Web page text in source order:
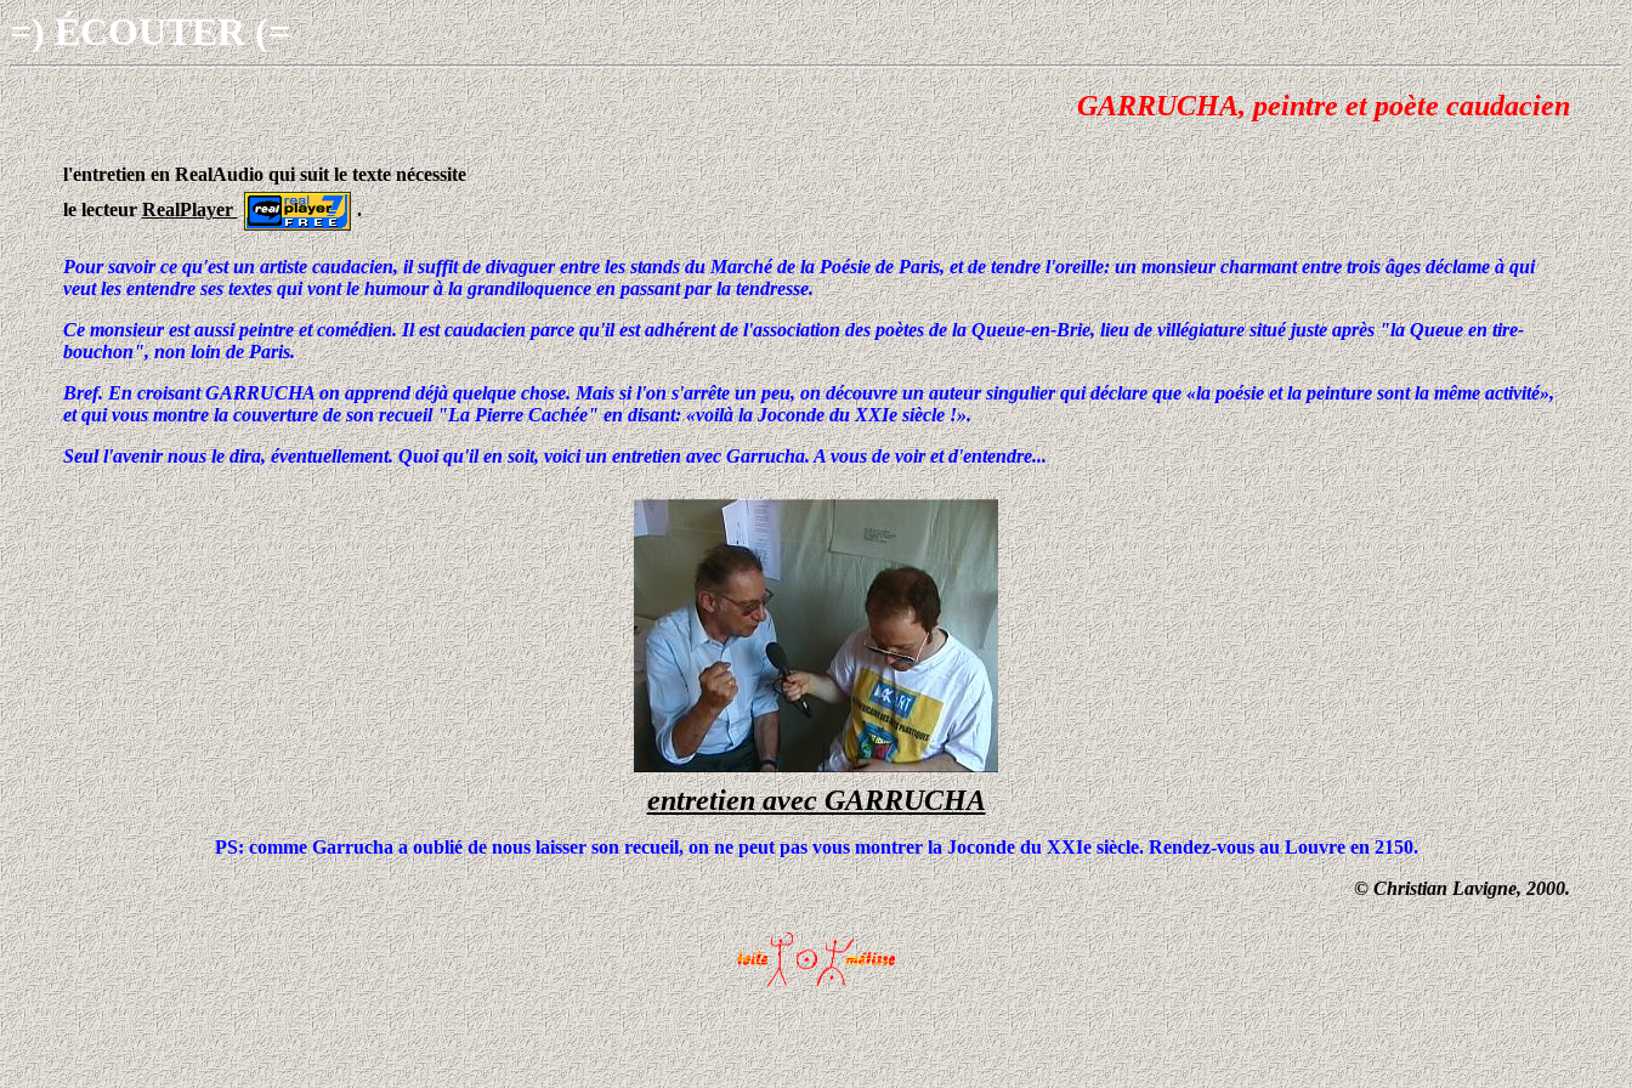
=) ÉCOUTER (=
GARRUCHA, peintre et poète caudacien
l'entretien en RealAudio qui suit le texte nécessite
le lecteurRealPlayer .
Pour savoir ce qu'est un artiste caudacien, il suffit de divaguer entre les stands du Marché de la Poésie de Paris, et de tendre l'oreille: un monsieur charmant entre trois âges déclame à qui
veut les entendre ses textes qui vont le humour à la grandiloquence en passant par la tendresse.
Ce monsieur est aussi peintre et comédien. Il est caudacien parce qu'il est adhérent de l'association des poètes de la Queue-en-Brie, lieu de villégiature situé juste après "la Queue en tire-
bouchon", non loin de Paris.
Bref. En croisant GARRUCHA on apprend déjà quelque chose. Mais si l'on s'arrête un peu, on découvre un auteur singulier qui déclare que «la poésie et la peinture sont la même activité»,
et qui vous montre la couverture de son recueil "La Pierre Cachée" en disant: «voilà la Joconde du XXIe siècle !».
Seul l'avenir nous le dira, éventuellement. Quoi qu'il en soit, voici un entretien avec Garrucha. A vous de voir et d'entendre...
entretien avec GARRUCHA
PS: comme Garrucha a oublié de nous laisser son recueil, on ne peut pas vous montrer la Joconde du XXIe siècle. Rendez-vous au Louvre en 2150.
© Christian Lavigne, 2000.